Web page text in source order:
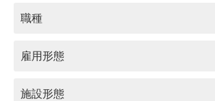
職種
雇用形態
施設形態